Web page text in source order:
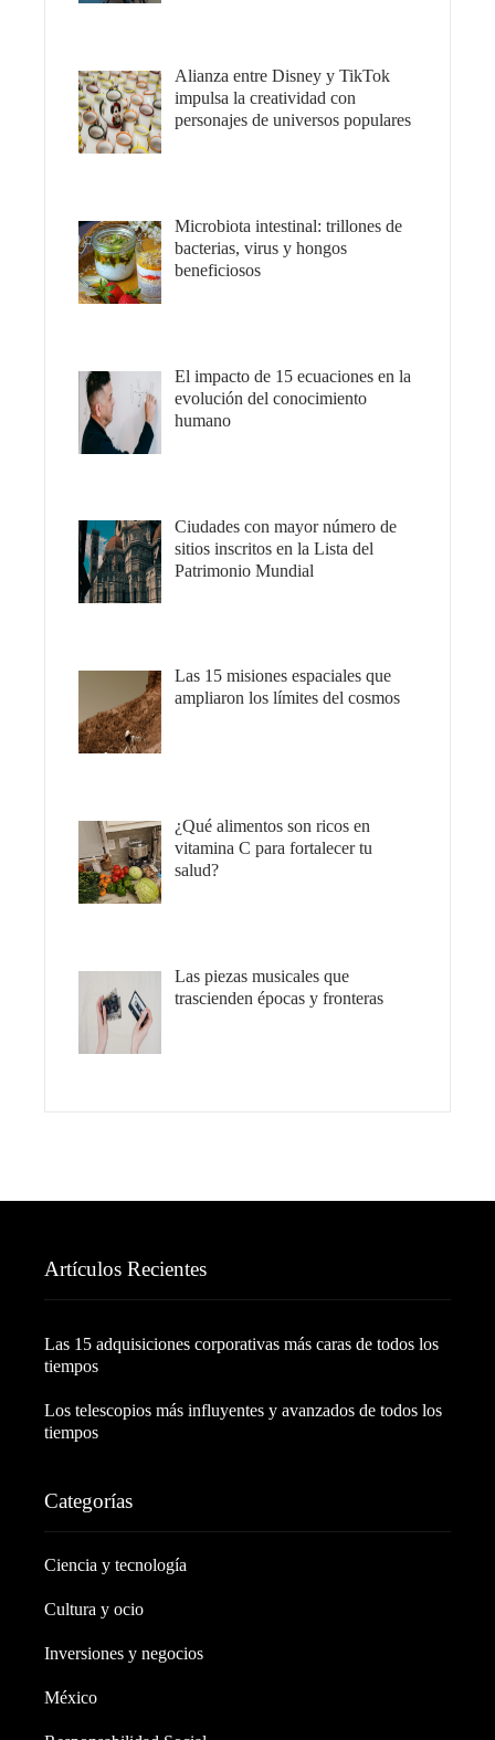
Alianza entre Disney y TikTok
impulsa la creatividad con
personajes de universos populares
Microbiota intestinal: trillones de
bacterias, virus y hongos
beneficiosos
El impacto de 15 ecuaciones en la
evolución del conocimiento
humano
Ciudades con mayor número de
sitios inscritos en la Lista del
Patrimonio Mundial
Las 15 misiones espaciales que
ampliaron los límites del cosmos
¿Qué alimentos son ricos en
vitamina C para fortalecer tu
salud?
Las piezas musicales que
trascienden épocas y fronteras
Artículos Recientes
Las 15 adquisiciones corporativas más caras de todos los
tiempos
Los telescopios más influyentes y avanzados de todos los
tiempos
Categorías
Ciencia y tecnología
Cultura y ocio
Inversiones y negocios
México